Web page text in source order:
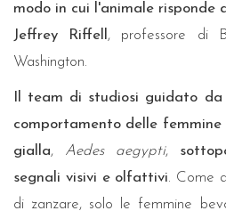
modo in cui l'animale risponde
Jeffrey Riffell , professore di
Washington.
Il team di studiosi guidato
comportamento delle
gialla, Aedes aegypti,
segnali visivi e olfattivi. Come
di zanzare, solo le femmine